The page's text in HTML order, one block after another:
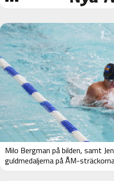
Milo Bergman på bilden, samt
guldmedaljerna på ÅM-